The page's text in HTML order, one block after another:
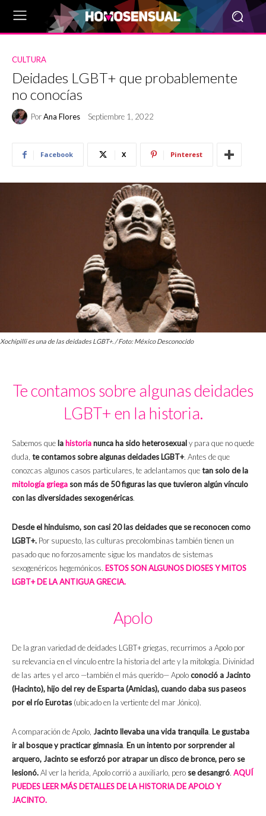
CULTURA
Deidades LGBT+ que probablemente
no conocías
PorAna Flores Septiembre 1, 2022
Facebook X Pinterest
Xochipilli es una de las deidades LGBT+. / Foto: México Desconocido
Te contamos sobre algunas deidades
LGBT+ en la historia.
Sabemos que la historianunca ha sido heterosexualy para que no quede
duda, te contamos sobre algunas deidades LGBT+. Antes de que
conozcas algunos casos particulares, te adelantamos quetan solo de la
mitología griega son más de 50 figuras las que tuvieron algún vínculo
con las diversidades sexogenéricas.
Desde el hinduismo, son casi 20 las deidades que se reconocen como
LGBT+. Por supuesto, las culturas precolombinas también tienen un
pasado que no forzosamente sigue los mandatos de sistemas
sexogenéricos hegemónicos. ESTOS SON ALGUNOS DIOSES Y MITOS
LGBT+ DE LA ANTIGUA GRECIA.
Apolo
De la gran variedad de deidades LGBT+ griegas, recurrimos a Apolo por
su relevancia en el vínculo entre la historia del arte y la mitología. Divinidad
de las artes y el arco —también el más querido— Apoloconoció a Jacinto
(Hacinto), hijo del rey de Esparta (Amiclas), cuando daba sus paseos
por el río Eurotas (ubicado en la vertiente del mar Jónico​).
A comparación de Apolo, Jacinto llevaba una vida tranquila. Le gustaba
ir al bosque y practicar gimnasia. En un intento por sorprender al
arquero, Jacinto se esforzó por atrapar un disco de bronce, pero se
lesionó.Al ver la herida, Apolo corrió a auxiliarlo, pero se desangró. AQUÍ
PUEDES LEER MÁS DETALLES DE LA HISTORIA DE APOLO Y
JACINTO.